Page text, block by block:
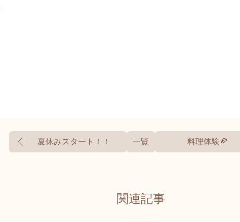
夏休みスタート！！ 一覧 料理体験🍕
関連記事